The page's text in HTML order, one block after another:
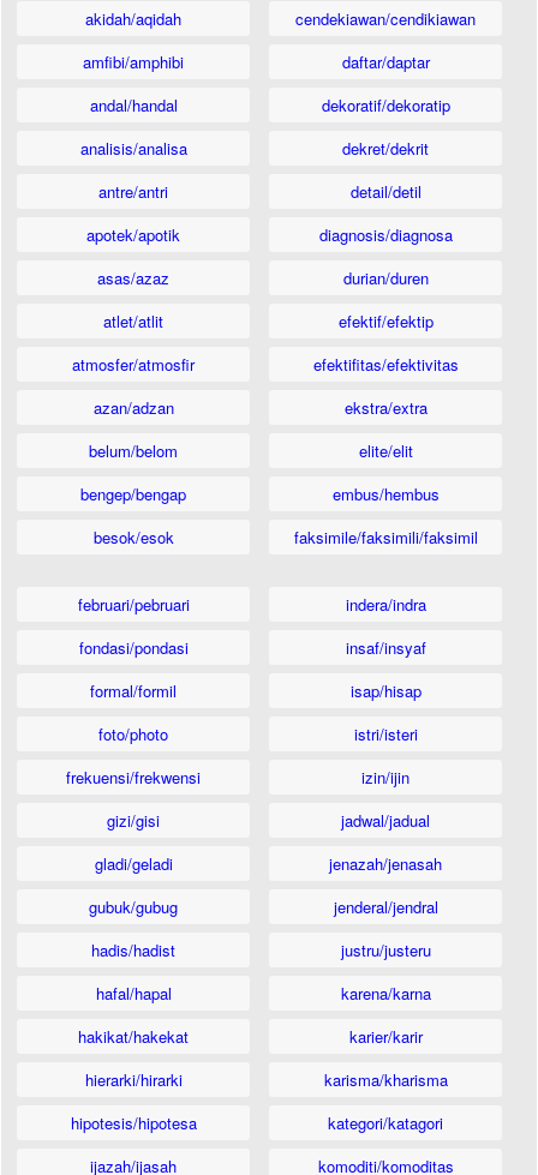
akidah/aqidah
amfibi/amphibi
andal/handal
analisis/analisa
antre/antri
apotek/apotik
asas/azaz
atlet/atlit
atmosfer/atmosfir
azan/adzan
belum/belom
bengep/bengap
besok/esok
cendekiawan/cendikiawan
daftar/daptar
dekoratif/dekoratip
dekret/dekrit
detail/detil
diagnosis/diagnosa
durian/duren
efektif/efektip
efektifitas/efektivitas
ekstra/extra
elite/elit
embus/hembus
faksimile/faksimili/faksimil
februari/pebruari
fondasi/pondasi
formal/formil
foto/photo
frekuensi/frekwensi
gizi/gisi
gladi/geladi
gubuk/gubug
hadis/hadist
hafal/hapal
hakikat/hakekat
hierarki/hirarki
hipotesis/hipotesa
ijazah/ijasah
indera/indra
insaf/insyaf
isap/hisap
istri/isteri
izin/ijin
jadwal/jadual
jenazah/jenasah
jenderal/jendral
justru/justeru
karena/karna
karier/karir
karisma/kharisma
kategori/katagori
komoditi/komoditas